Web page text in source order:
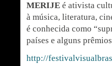
MERIJE é ativista
à música, literatura,
é conhecida como
países e alguns
http://